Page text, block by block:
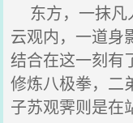
东方，一抹凡
云观内，一道身
结合在这一刻有
修炼八极拳，二
子苏观霁则是在